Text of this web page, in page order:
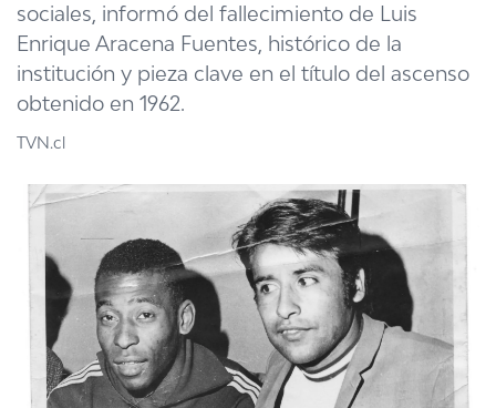
TVN PLAY
PROGRAMAS
TELESERIES
NTV
ACTUALIDAD Y TENDENCIAS
CORPORATIVO Y TRANSPARENCIA
CANAL DE DENUNCIAS
sociales, informó del fallecimiento de Luis
Enrique Aracena Fuentes, histórico de la
institución y pieza clave en el título del ascenso
obtenido en 1962.
TVN.cl